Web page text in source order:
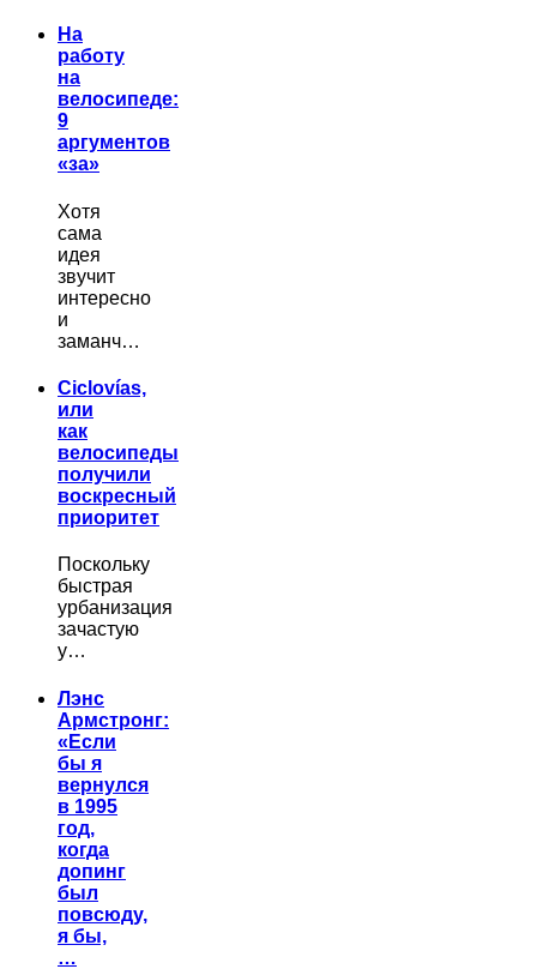
На
работу
на
велосипеде:
9
аргументов
«за»
Хотя
сама
идея
звучит
интересно
и
заманч…
Ciclovías,
или
как
велосипеды
получили
воскресный
приоритет
Поскольку
быстрая
урбанизация
зачастую
у…
Лэнс
Армстронг:
«Если
бы я
вернулся
в 1995
год,
когда
допинг
был
повсюду,
я бы,
…